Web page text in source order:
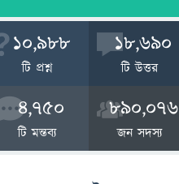
10,988
টি প্রশ্ন
18,690
টি উত্তর
4,750
টি মন্তব্য
890,076
জন সদস্য